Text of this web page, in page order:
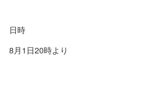
日時
8月1日20時より